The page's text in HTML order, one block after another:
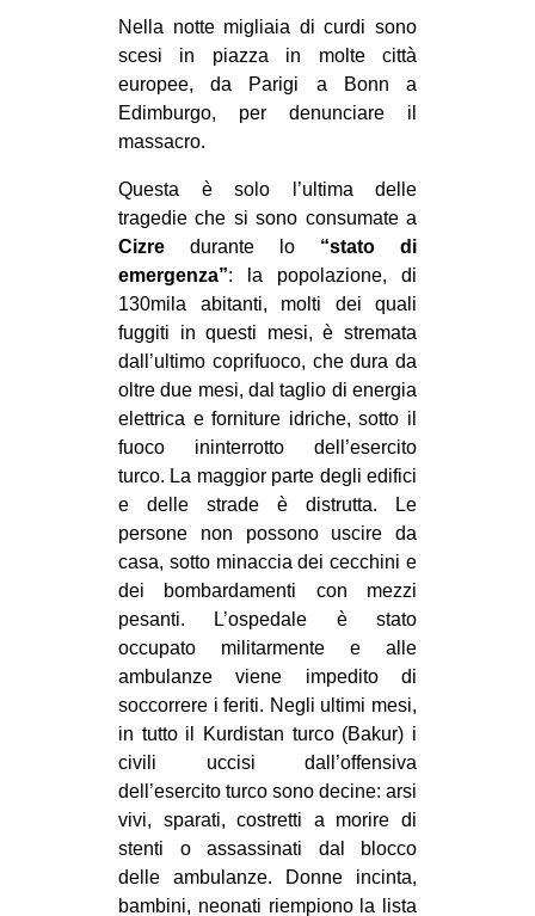
Nella notte migliaia di curdi sono
scesi in piazza in molte città
europee, da Parigi a Bonn a
Edimburgo, per denunciare il
massacro.
Questa è solo l’ultima delle
tragedie che si sono consumate a
Cizre durante lo “stato di
emergenza”: la popolazione, di
130mila abitanti, molti dei quali
fuggiti in questi mesi, è stremata
dall’ultimo coprifuoco, che dura da
oltre due mesi, dal taglio di energia
elettrica e forniture idriche, sotto il
fuoco ininterrotto dell’esercito
turco. La maggior parte degli edifici
e delle strade è distrutta. Le
persone non possono uscire da
casa, sotto minaccia dei cecchini e
dei bombardamenti con mezzi
pesanti. L’ospedale è stato
occupato militarmente e alle
ambulanze viene impedito di
soccorrere i feriti. Negli ultimi mesi,
in tutto il Kurdistan turco (Bakur) i
civili uccisi dall’offensiva
dell’esercito turco sono decine: arsi
vivi, sparati, costretti a morire di
stenti o assassinati dal blocco
delle ambulanze. Donne incinta,
bambini, neonati riempiono la lista